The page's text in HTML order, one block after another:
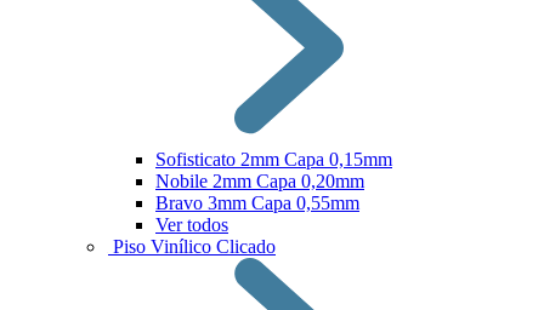
Sofisticato 2mm Capa 0,15mm
Nobile 2mm Capa 0,20mm
Bravo 3mm Capa 0,55mm
Ver todos
Piso Vinílico Clicado